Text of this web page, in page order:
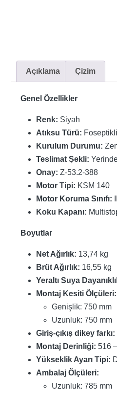
Açıklama Çizim
Genel Özellikler
Renk: Siyah
Atıksu Türü:
Kurulum Durumu:
Teslimat Şekli:
Onay: Z-53.2-388
Motor Tipi: KSM 140
Motor Koruma Sınıfı:
Koku Kapanı:
Boyutlar
Net Ağırlık: 13,74 kg
Brüt Ağırlık: 16,55 kg
Yeraltı Suya
Montaj Kesiti Ölçüleri:
Genişlik: 750 mm
Uzunluk: 750 mm
Giriş-çıkış dikey farkı:
Montaj Derinliği: 516
Yükseklik Ayarı Tipi:
Ambalaj Ölçüleri:
Uzunluk: 785 mm